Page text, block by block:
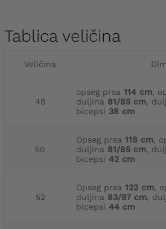
Tablica veličina
Veličina
48
opseg prsa 114 cm,
duljina 81/85 cm,
bicepsi 38 cm
50
Opseg prsa 118 cm,
duljina 81/85 cm,
bicepsi 42 cm
52
Opseg prsa 122 cm,
duljina 83/87 cm,
bicepsi 44 cm